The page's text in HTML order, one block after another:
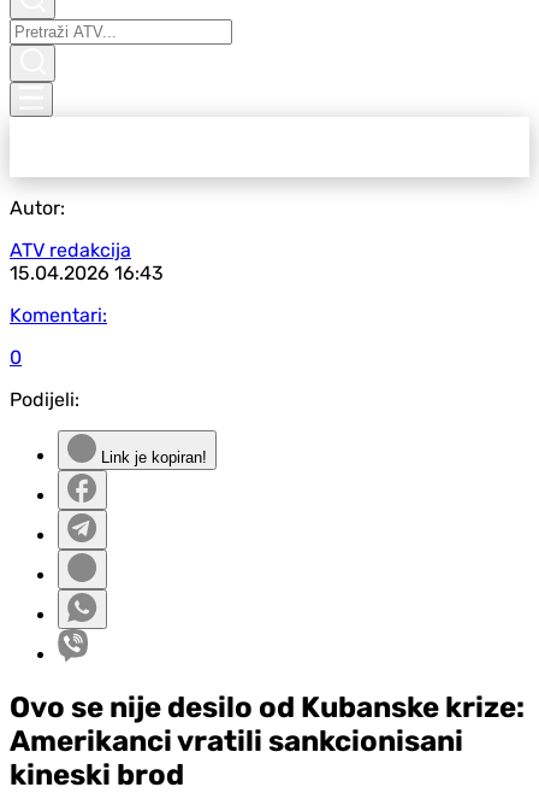
Autor:
ATV redakcija
15.04.2026 16:43
Komentari:
0
Podijeli:
Link je kopiran!
Ovo se nije desilo od Kubanske krize:
Amerikanci vratili sankcionisani
kineski brod